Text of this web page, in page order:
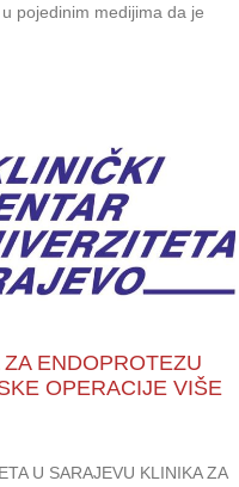
pojedinim medijima da je
ENDOPROTEZU
OPERACIJE VIŠE
U SARAJEVU KLINIKA ZA